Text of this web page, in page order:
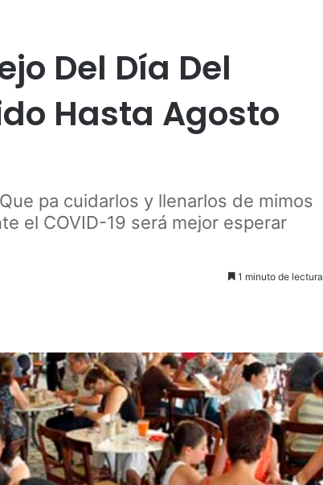
Del Día Del
Hasta Agosto
pa cuidarlos y llenarlos de mimos
el COVID-19 será mejor esperar
1 minuto de lectura